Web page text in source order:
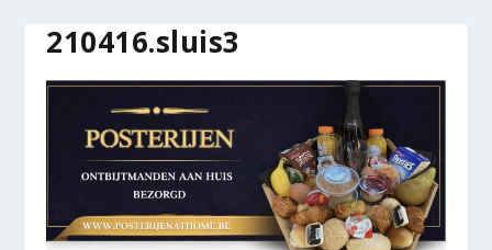
210416.sluis3